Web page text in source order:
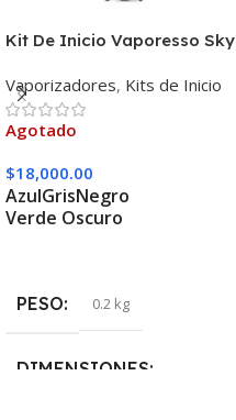
Kit De Inicio Vaporesso Sky
Vaporizadores, Kits de Inicio
Agotado
$18,000.00
AzulGrisNegro
Verde Oscuro
PESO 0.2 kg
DIMENSIONES